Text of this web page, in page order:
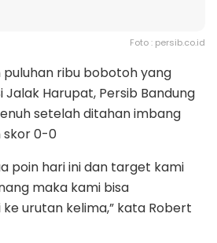
Foto : persib.co.id
puluhan ribu bobotoh yang
Jalak Harupat, Persib Bandung
setelah ditahan imbang
skor 0-0
poin hari ini dan target kami
maka kami bisa
urutan kelima,” kata Robert